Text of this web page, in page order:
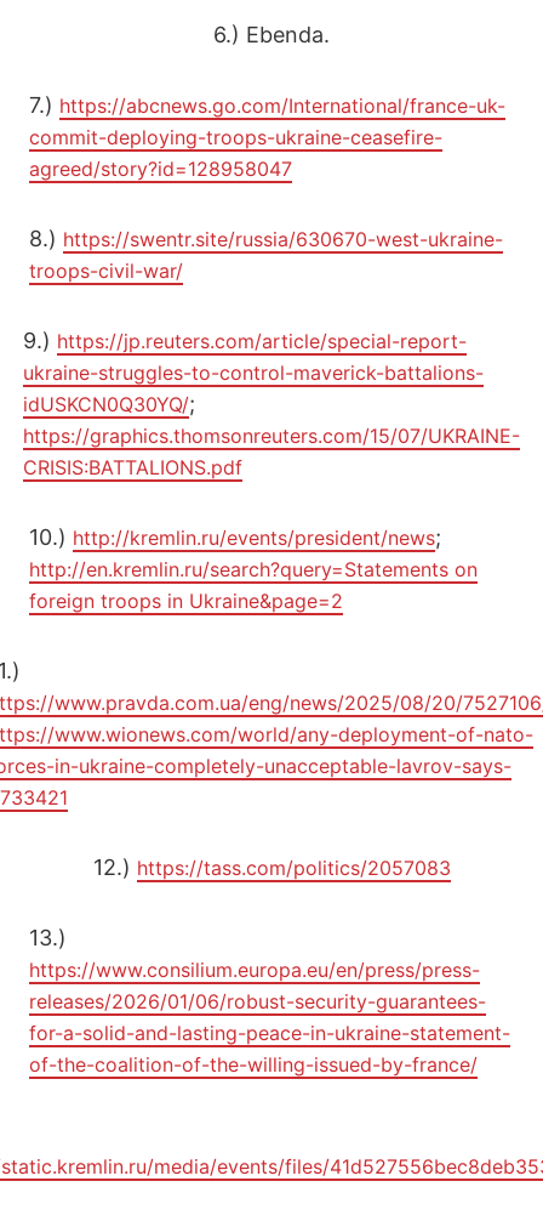
6.) Ebenda.
7.) https://abcnews.go.com/International/france-uk-
commit-deploying-troops-ukraine-ceasefire-
agreed/story?id=128958047
8.) https://swentr.site/russia/630670-west-ukraine-
troops-civil-war/
9.) https://jp.reuters.com/article/special-report-
ukraine-struggles-to-control-maverick-battalions-
idUSKCN0Q30YQ/;
https://graphics.thomsonreuters.com/15/07/UKRAINE-
CRISIS:BATTALIONS.pdf
10.) http://kremlin.ru/events/president/news;
http://en.kremlin.ru/search?query=Statements on
foreign troops in Ukraine&page=2
www.pravda.com.ua/eng/news/2025/08/20/
www.wionews.com/world/any-deployment-of-nato-
in-ukraine-completely-unacceptable-lavrov-says-
12.) https://tass.com/politics/2057083
13.)
https://www.consilium.europa.eu/en/press/press-
releases/2026/01/06/robust-security-guarantees-
for-a-solid-and-lasting-peace-in-ukraine-statement-
of-the-coalition-of-the-willing-issued-by-france/
media/events/files/